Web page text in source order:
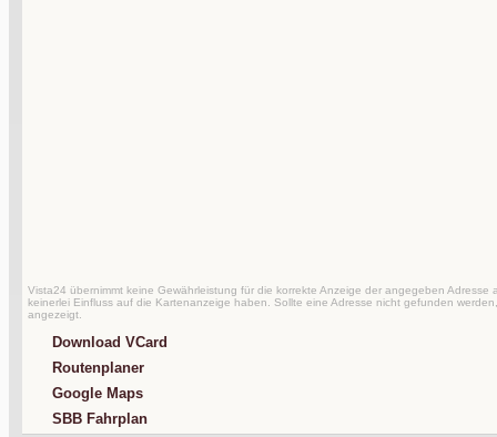
Vista24 übernimmt keine Gewährleistung für die korrekte Anzeige der angegeben Adresse
keinerlei Einfluss auf die Kartenanzeige haben. Sollte eine Adresse nicht gefunden
angezeigt.
Download VCard
Routenplaner
Google Maps
SBB Fahrplan